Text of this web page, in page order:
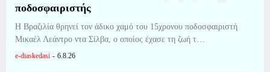
ποδοσφαιριστής
Η Βραζιλία θρηνεί τον άδικο χαμό του 15χρονου ποδοσφαιριστή
Μικαέλ Λεάντρο ντα Σίλβα, ο οποίος έχασε τη ζωή τ…
e-diaskedasi - 6.8.26